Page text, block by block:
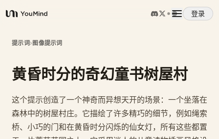
YouMind
登录
概览
使用案例
技能
提示词› 图像提示词
黄昏时分的奇幻童书树屋村
这个提示创造了一个神奇而异想天开的场景：一个坐落在
森林中的树屋村庄。它描绘了许多精巧的细节，例如绳索
桥、小巧的门和在黄昏时分闪烁的仙女灯，所有这些都置